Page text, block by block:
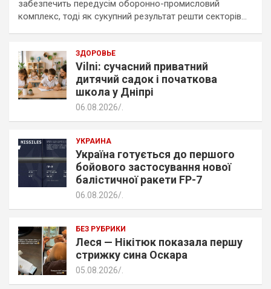
забезпечить передусім оборонно-промисловий
комплекс, тоді як сукупний результат решти секторів…
ЗДОРОВЬЕ
Vilni: сучасний приватний
дитячий садок і початкова
школа у Дніпрі
06.08.2026
УКРАИНА
Україна готується до першого
бойового застосування нової
балістичної ракети FP-7
06.08.2026
БЕЗ РУБРИКИ
Леся — Нікітюк показала першу
стрижку сина Оскара
05.08.2026